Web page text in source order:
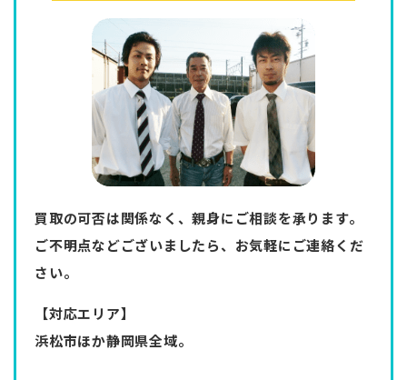
買取の可否は関係なく、親身にご相談を承ります。
ご不明点などございましたら、お気軽にご連絡くだ
さい。
【対応エリア】
浜松市ほか静岡県全域。